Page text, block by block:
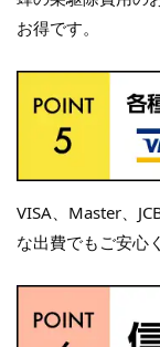
お得です。
VISA、Master、
な出費でもご安心